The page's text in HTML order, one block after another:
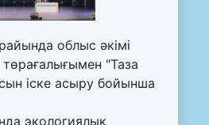
облыс әкімі
"Таза
іске асыру бойынша
экологиялық